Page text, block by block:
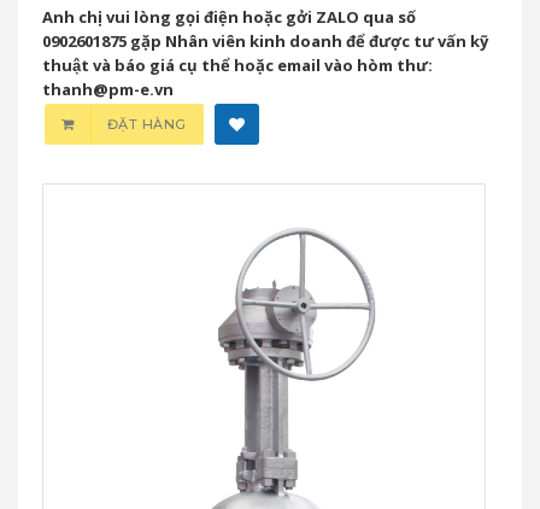
Anh chị vui lòng gọi điện hoặc gởi ZALO qua số
0902601875 gặp Nhân viên kinh doanh để được tư vấn kỹ
thuật và báo giá cụ thể hoặc email vào hòm thư:
thanh@pm-e.vn
ĐẶT HÀNG